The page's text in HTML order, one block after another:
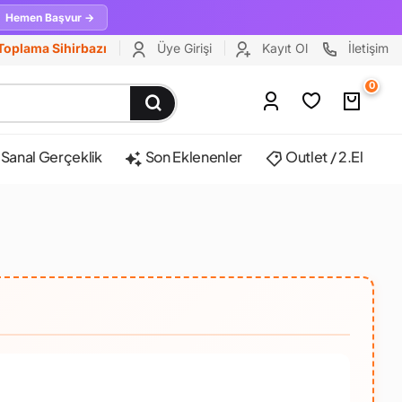
Hemen Başvur →
Sihirbazı Üye Girişi Kayıt Ol İletişim
0
Sanal Gerçeklik Son Eklenenler Outlet / 2.El